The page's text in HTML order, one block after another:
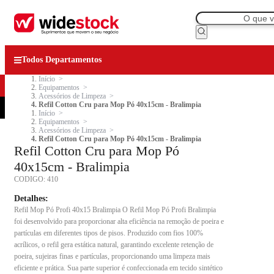
Todos Departamentos
Início
Equipamentos
Acessórios de Limpeza
Refil Cotton Cru para Mop Pó 40x15cm - Bralimpia
Início
Equipamentos
Acessórios de Limpeza
Refil Cotton Cru para Mop Pó 40x15cm - Bralimpia
Refil Cotton Cru para Mop Pó
40x15cm - Bralimpia
CODIGO: 410
Detalhes:
Refil Mop Pó Profi 40x15 Bralimpia O Refil Mop Pó Profi Bralimpia
foi desenvolvido para proporcionar alta eficiência na remoção de poeira e
partículas em diferentes tipos de pisos. Produzido com fios 100%
acrílicos, o refil gera estática natural, garantindo excelente retenção de
poeira, sujeiras finas e partículas, proporcionando uma limpeza mais
eficiente e prática. Sua parte superior é confeccionada em tecido sintético